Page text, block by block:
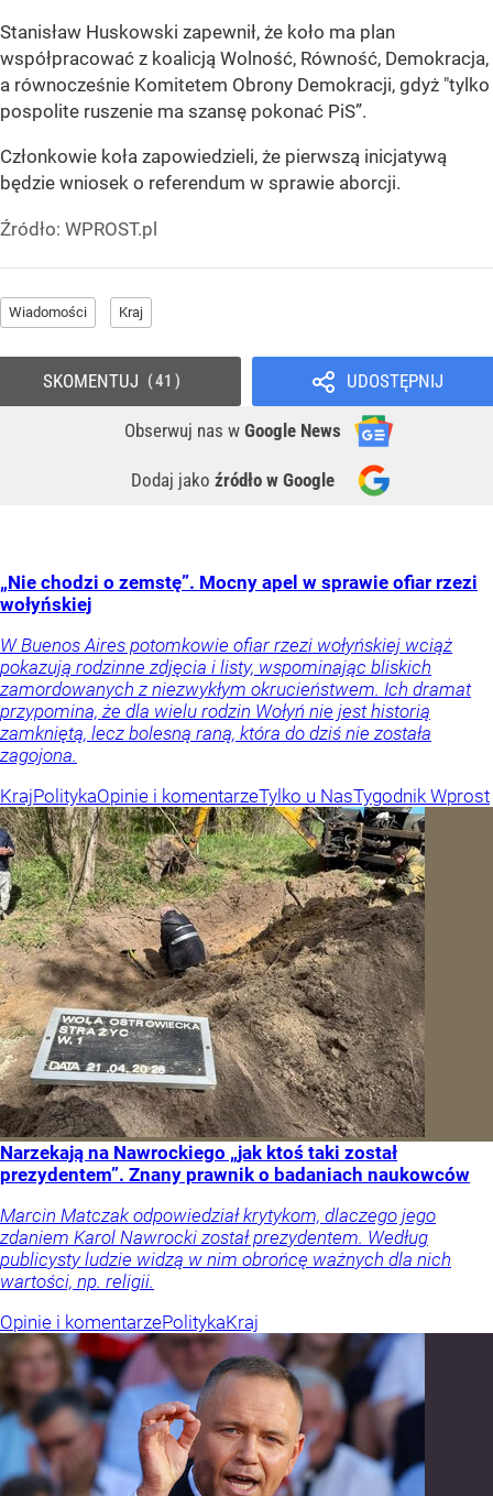
Stanisław Huskowski zapewnił, że koło ma plan
współpracować z koalicją Wolność, Równość, Demokracja,
a równocześnie Komitetem Obrony Demokracji, gdyż "tylko
pospolite ruszenie ma szansę pokonać PiS”.
Członkowie koła zapowiedzieli, że pierwszą inicjatywą
będzie wniosek o referendum w sprawie aborcji.
Źródło: WPROST.pl
Wiadomości Kraj
UDOSTĘPNIJ
Obserwuj nas w Google News
Dodaj jako źródło w Google
SKOMENTUJ 41
„Nie chodzi o zemstę”. Mocny apel w sprawie ofiar rzezi
wołyńskiej
W Buenos Aires potomkowie ofiar rzezi wołyńskiej wciąż
pokazują rodzinne zdjęcia i listy, wspominając bliskich
zamordowanych z niezwykłym okrucieństwem. Ich dramat
przypomina, że dla wielu rodzin Wołyń nie jest historią
zamkniętą, lecz bolesną raną, która do dziś nie została
zagojona.
KrajPolitykaOpinie i komentarzeTylko u NasTygodnik Wprost
Narzekają na Nawrockiego „jak ktoś taki został
prezydentem”. Znany prawnik o badaniach naukowców
Marcin Matczak odpowiedział krytykom, dlaczego jego
zdaniem Karol Nawrocki został prezydentem. Według
publicysty ludzie widzą w nim obrońcę ważnych dla nich
wartości, np. religii.
Opinie i komentarzePolitykaKraj